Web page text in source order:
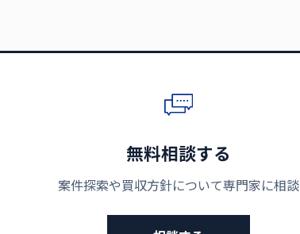
無料相談する
案件探索や買収方針について専門家に相談